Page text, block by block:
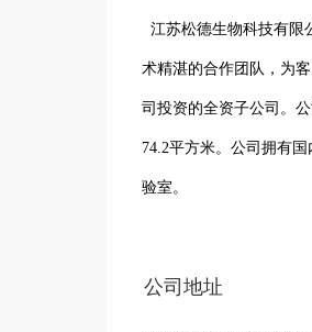
术精湛的合作团队，为
司投资的全资子公司。
74.2平方米。公司拥有
验室。
公司地址